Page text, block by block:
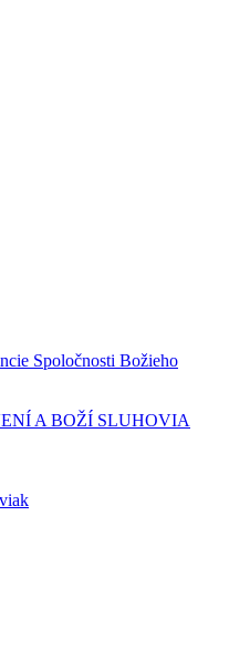
Spoločnosti Božieho
A BOŽÍ SLUHOVIA